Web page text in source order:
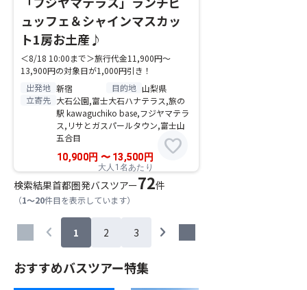
ュッフェ＆シャインマスカッ
ト1房お土産♪
＜8/18 10:00まで＞旅行代金11,900円～
13,900円の対象日が1,000円引き！
出発地 新宿 目的地 山梨県
立寄先 大石公園,富士大石ハナテラス,旅の
駅 kawaguchiko base,フジヤマテラ
ス,リサとガスパールタウン,富士山
五合目
10,900円 〜13,500 円
大人1名あたり
favorite
検索結果首都圏発バスツアー72件
（1～20件目を表示しています）
chevron_left 1 2 3 chevron_right
おすすめバスツアー特集